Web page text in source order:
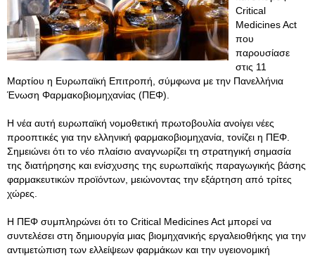
Critical
Medicines Act
που
παρουσίασε
στις 11
Μαρτίου η Ευρωπαϊκή Επιτροπή, σύμφωνα με την Πανελλήνια
Ένωση Φαρμακοβιομηχανίας (ΠΕΦ).
Η νέα αυτή ευρωπαϊκή νομοθετική πρωτοβουλία ανοίγει νέες
προοπτικές για την ελληνική φαρμακοβιομηχανία, τονίζει η ΠΕΦ.
Σημειώνει ότι το νέο πλαίσιο αναγνωρίζει τη στρατηγική σημασία
της διατήρησης και ενίσχυσης της ευρωπαϊκής παραγωγικής βάσης
φαρμακευτικών προϊόντων, μειώνοντας την εξάρτηση από τρίτες
χώρες.
Η ΠΕΦ συμπληρώνει ότι τo Critical Medicines Act μπορεί να
συντελέσει στη δημιουργία μιας βιομηχανικής εργαλειοθήκης για την
αντιμετώπιση των ελλείψεων φαρμάκων και την υγειονομική